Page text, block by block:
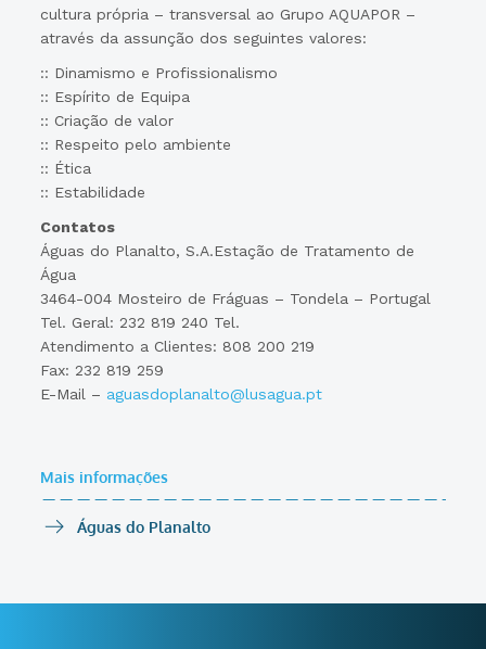
cultura própria – transversal ao Grupo AQUAPOR –
através da assunção dos seguintes valores:
:: Dinamismo e Profissionalismo
:: Espírito de Equipa
:: Criação de valor
:: Respeito pelo ambiente
:: Ética
:: Estabilidade
Contatos
Águas do Planalto, S.A.Estação de Tratamento de
Água
3464-004 Mosteiro de Fráguas – Tondela – Portugal
Tel. Geral: 232 819 240 Tel.
Atendimento a Clientes: 808 200 219
Fax: 232 819 259
E-Mail – aguasdoplanalto@lusagua.pt
Mais informações
Águas do Planalto